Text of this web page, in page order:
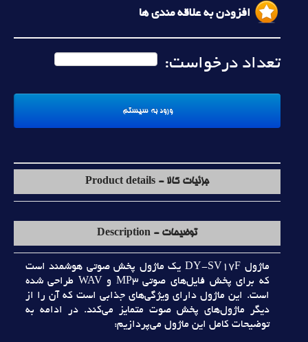
افزودن به علاقه مندی ها
تعداد درخواست:
جزئیات کالا - Product details
توضیحات - Description
ماژول DY-SV17F يک ماژول پخش صوتي هوشمند است
که براي پخش فايل‌هاي صوتي MP3 و WAV طراحي شده
است. اين ماژول داراي ويژگي‌هاي جذابي است که آن را از
ديگر ماژول‌هاي پخش صوت متمايز مي‌کند. در ادامه به
توضيحات کامل اين ماژول مي‌پردازيم: